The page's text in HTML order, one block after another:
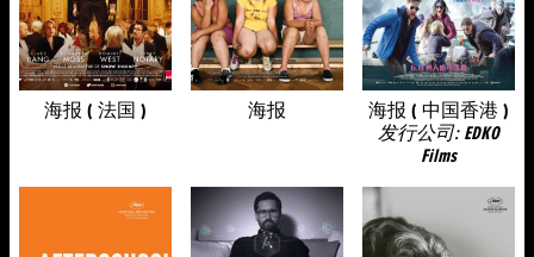
海报 ( 法国 ) 海报
海报 ( 中国香港 )
发行公司: EDKO
Films